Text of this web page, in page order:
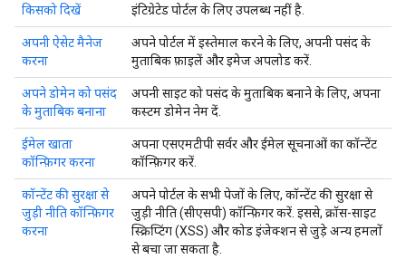
किसको दिखें
इंटिग्रेटेड पोर्टल के लिए उपलब्ध नहीं है.
अपनी ऐसेट मैनेज
करना
अपने पोर्टल में इस्तेमाल करने के लिए, अपनी पसंद के
मुताबिक फ़ाइलें और इमेज अपलोड करें.
अपने डोमेन को पसंद
के मुताबिक बनाना
अपनी साइट को पसंद के मुताबिक बनाने के लिए, अपना
कस्टम डोमेन नेम दें.
ईमेल खाता
कॉन्फ़िगर करना
अपना एसएमटीपी सर्वर और ईमेल सूचनाओं का कॉन्टेंट
कॉन्फ़िगर करें.
कॉन्टेंट की सुरक्षा से
जुड़ी नीति कॉन्फ़िगर
करना
अपने पोर्टल के सभी पेजों के लिए, कॉन्टेंट की सुरक्षा से
जुड़ी नीति (सीएसपी) कॉन्फ़िगर करें. इससे, क्रॉस-साइट
स्क्रिप्टिंग (XSS) और कोड इंजेक्शन से जुड़े अन्य हमलों
से बचा जा सकता है.